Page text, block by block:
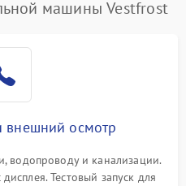
машины Vestfrost
внешний осмотр
водопроводу и канализации.
Тестовый запуск для